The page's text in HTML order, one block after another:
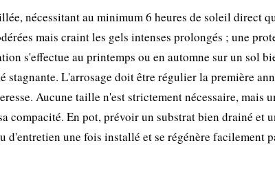
nécessitant au minimum 6 heures de soleil direct
mais craint les gels intenses prolongés ; une
s'effectue au printemps ou en automne sur un sol
L'arrosage doit être régulier la première
Aucune taille n'est strictement nécessaire, mais
En pot, prévoir un substrat bien drainé et
d'entretien une fois installé et se régénère facilement